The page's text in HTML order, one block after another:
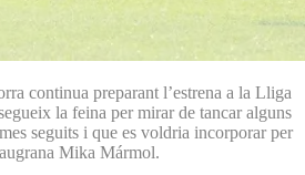
continua preparant l’estrena a la Lliga
la feina per mirar de tancar alguns
seguits i que es voldria incorporar per
Mika Mármol.